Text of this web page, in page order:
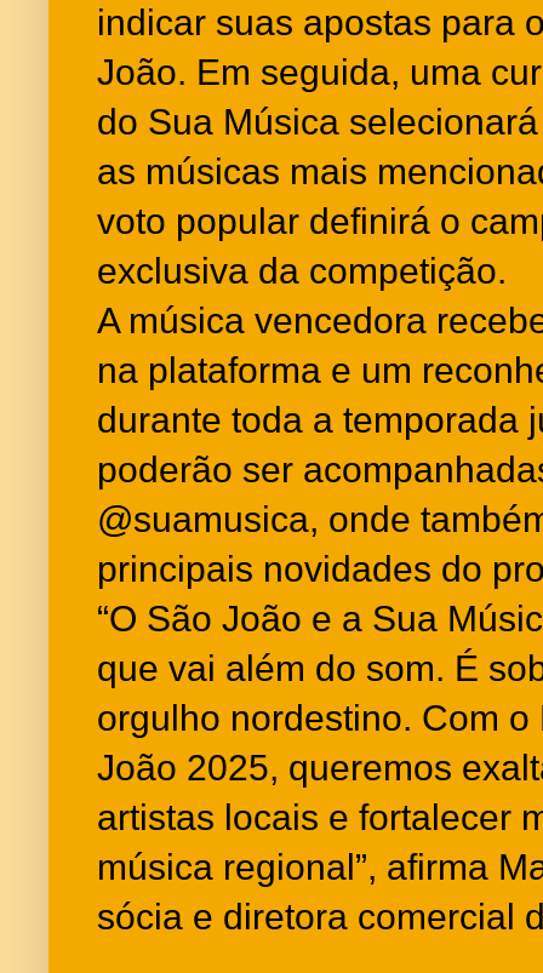
indicar suas apostas para
João. Em seguida, uma
do Sua Música
as músicas mais
voto popular definirá o
exclusiva da competição.
A música vencedora
na plataforma e um
durante toda a temporada
poderão ser
@suamusica, onde
principais novidades do
“O São João e a Sua
que vai além do som. É
orgulho nordestino. Com
João 2025, queremos
artistas locais e fortalecer
música regional”, afirma
sócia e diretora comercial